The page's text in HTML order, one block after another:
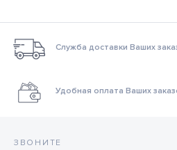
Служба доставки Ваших
Удобная оплата Ваших
ЗВОНИТЕ